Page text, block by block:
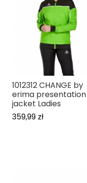
1012312 CHANGE by
erima presentation
jacket Ladies
359,99 zł